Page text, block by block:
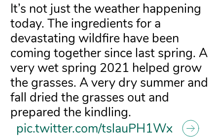
It’s not just the weather happening
today. The ingredients for a
devastating wildfire have been
coming together since last spring. A
very wet spring 2021 helped grow
the grasses. A very dry summer and
fall dried the grasses out and
prepared the kindling.
pic.twitter.com/tslauPH1Wx